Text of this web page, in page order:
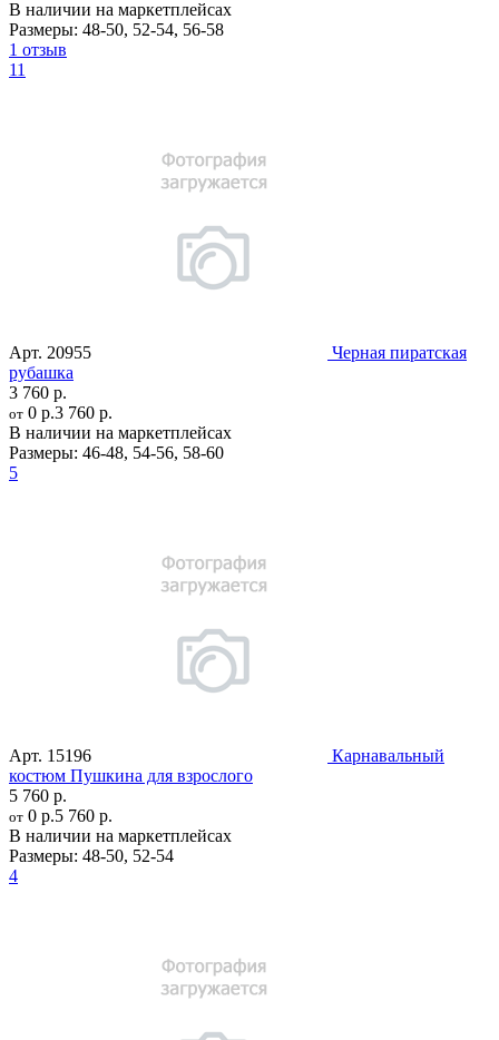
В наличии на маркетплейсах
Размеры: 48-50, 52-54, 56-58
1 отзыв
11
Арт. 20955
Черная пиратская
рубашка
3 760 р.
от 0 р.3 760 р.
В наличии на маркетплейсах
Размеры: 46-48, 54-56, 58-60
5
Арт. 15196
Карнавальный
костюм Пушкина для взрослого
5 760 р.
от 0 р.5 760 р.
В наличии на маркетплейсах
Размеры: 48-50, 52-54
4